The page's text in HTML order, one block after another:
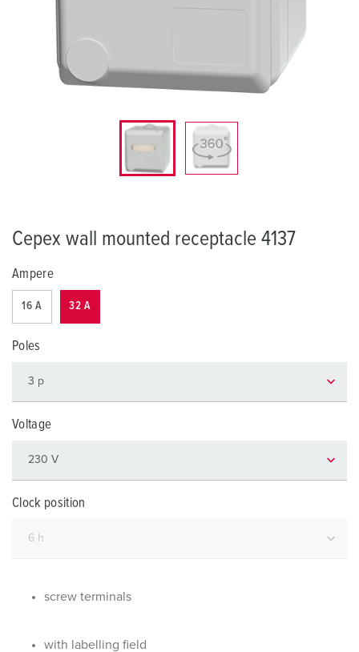
Cepex wall mounted receptacle 4137
Ampere
16 A 32 A
Poles
Voltage
Clock position
screw terminals
with labelling field